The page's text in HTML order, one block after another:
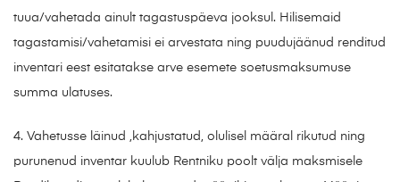
tuua/vahetada ainult tagastuspäeva jooksul. Hilisemaid
tagastamisi/vahetamisi ei arvestata ning puudujäänud renditud
inventari eest esitatakse arve esemete soetusmaksumuse
summa ulatuses.
4. Vahetusse läinud ,kahjustatud, olulisel määral rikutud ning
purunenud inventar kuulub Rentniku poolt välja maksmisele